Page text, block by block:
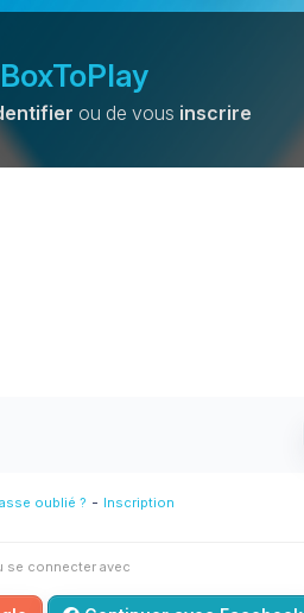
BoxToPlay
ou de vous inscrire
oublié ? - Inscription
se connecter avec